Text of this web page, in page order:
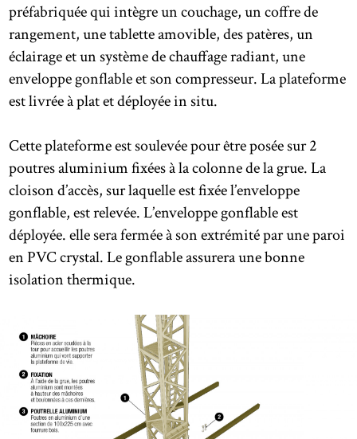
préfabriquée qui intègre un couchage, un coffre de
rangement, une tablette amovible, des patères, un
éclairage et un système de chauffage radiant, une
enveloppe gonflable et son compresseur. La plateforme
est livrée à plat et déployée in situ.
Cette plateforme est soulevée pour être posée sur 2
poutres aluminium fixées à la colonne de la grue. La
cloison d’accès, sur laquelle est fixée l’enveloppe
gonflable, est relevée. L’enveloppe gonflable est
déployée. elle sera fermée à son extrémité par une paroi
en PVC crystal. Le gonflable assurera une bonne
isolation thermique.